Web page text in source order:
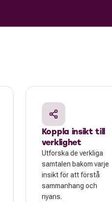
Koppla insikt till
verklighet
Utforska de verkliga
samtalen bakom varje
insikt för att förstå
sammanhang och
nyans.